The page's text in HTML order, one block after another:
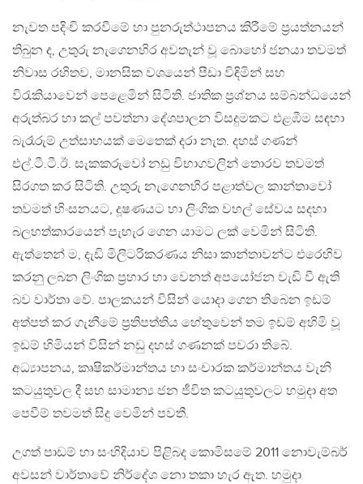
නැවත පදිංචි කරවීමේ හා පුනරුත්ථාපනය කිරීමේ ප‍්‍රයත්නයන්
තිබුන ද, උතුරු නැගෙනහිර අවතැන් වූ බොහෝ ජනයා තවමත්
නිවාස රහිතව, මානසික වශයෙන් පීඩා විඳිමින් සහ
විරැකියාවෙන් පෙළෙමින් සිටිති. ජාතික ප‍්‍රශ්නය සම්බන්ධයෙන්
අරුත්බර හා කල් පවත්නා දේශපාලන විසදුමකට එළඹීම සඳහා
බැරෑරුම් උත්සාහයක් මෙතෙක් දරා නැත. දහස් ගණන්
එල්.ටී.ටී.ඊ. සැකකරුවෝ නඩු විභාගවලින් තොරව තවමත්
සිරගත කර සිටිති. උතුරු නැගෙනහිර පළාත්වල කාන්තාවෝ
තවමත් හිංසනයට, දූෂණයට හා ලිංගික වහල් සේවය සදහා
බලහත්කාරයෙන් පැහැර ගෙන යාමට ලක් වෙමින් සිටිති.
ඇත්තෙන් ම, දැඩි මිලිටරිකරණය නිසා කාන්තාවන්ට එරෙහිව
කරනු ලබන ලිංගික ප‍්‍රහාර හා වෙනත් අපයෝජන වැඩි වී ඇති
බව වාර්තා වේ. පාලකයන් විසින් යොදා ගෙන තිබෙන ඉඩම්
අත්පත් කර ගැනීමේ ප‍්‍රතිපත්තිය හේතුවෙන් තම ඉඩම් අහිමි වූ
ඉඩම් හිමියන් විසින් නඩු දහස් ගණනක් පවරා තිබේ.
අධ්‍යාපනය, කෘෂිකර්මාන්තය හා සංචාරක කර්මාන්තය වැනි
කටයුතුවල දී සහ සාමාන්‍ය ජන ජීවිත කටයුතුවලට හමුදා අත
පෙවීම් තවමත් සිදු වෙමින් පවතී.
උගත් පාඩම් හා සංහිදියාව පිළිබද කොමිසමේ 2011 නොවැම්බර්
අවසන් වාර්තාවේ නිර්දේශ නො තකා හැර ඇත. හමුදා